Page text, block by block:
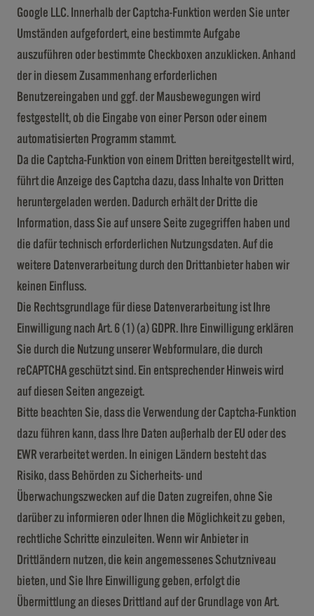
Google LLC. Innerhalb der Captcha-Funktion werden Sie unter
Umständen aufgefordert, eine bestimmte Aufgabe
auszuführen oder bestimmte Checkboxen anzuklicken. Anhand
der in diesem Zusammenhang erforderlichen
Benutzereingaben und ggf. der Mausbewegungen wird
festgestellt, ob die Eingabe von einer Person oder einem
automatisierten Programm stammt.
Da die Captcha-Funktion von einem Dritten bereitgestellt wird,
führt die Anzeige des Captcha dazu, dass Inhalte von Dritten
heruntergeladen werden. Dadurch erhält der Dritte die
Information, dass Sie auf unsere Seite zugegriffen haben und
die dafür technisch erforderlichen Nutzungsdaten. Auf die
weitere Datenverarbeitung durch den Drittanbieter haben wir
keinen Einfluss.
Die Rechtsgrundlage für diese Datenverarbeitung ist Ihre
Einwilligung nach Art. 6 (1) (a) GDPR. Ihre Einwilligung erklären
Sie durch die Nutzung unserer Webformulare, die durch
reCAPTCHA geschützt sind. Ein entsprechender Hinweis wird
auf diesen Seiten angezeigt.
Bitte beachten Sie, dass die Verwendung der Captcha-Funktion
dazu führen kann, dass Ihre Daten außerhalb der EU oder des
EWR verarbeitet werden. In einigen Ländern besteht das
Risiko, dass Behörden zu Sicherheits- und
Überwachungszwecken auf die Daten zugreifen, ohne Sie
darüber zu informieren oder Ihnen die Möglichkeit zu geben,
rechtliche Schritte einzuleiten. Wenn wir Anbieter in
Drittländern nutzen, die kein angemessenes Schutzniveau
bieten, und Sie Ihre Einwilligung geben, erfolgt die
Übermittlung an dieses Drittland auf der Grundlage von Art.